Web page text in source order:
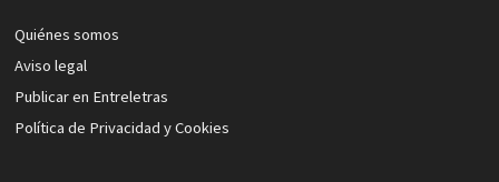
Quiénes somos
Aviso legal
Publicar en Entreletras
Política de Privacidad y Cookies